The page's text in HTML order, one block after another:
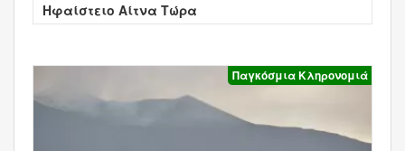
Ηφαίστειο Αίτνα Τώρα
Παγκόσμια Κληρονομιά